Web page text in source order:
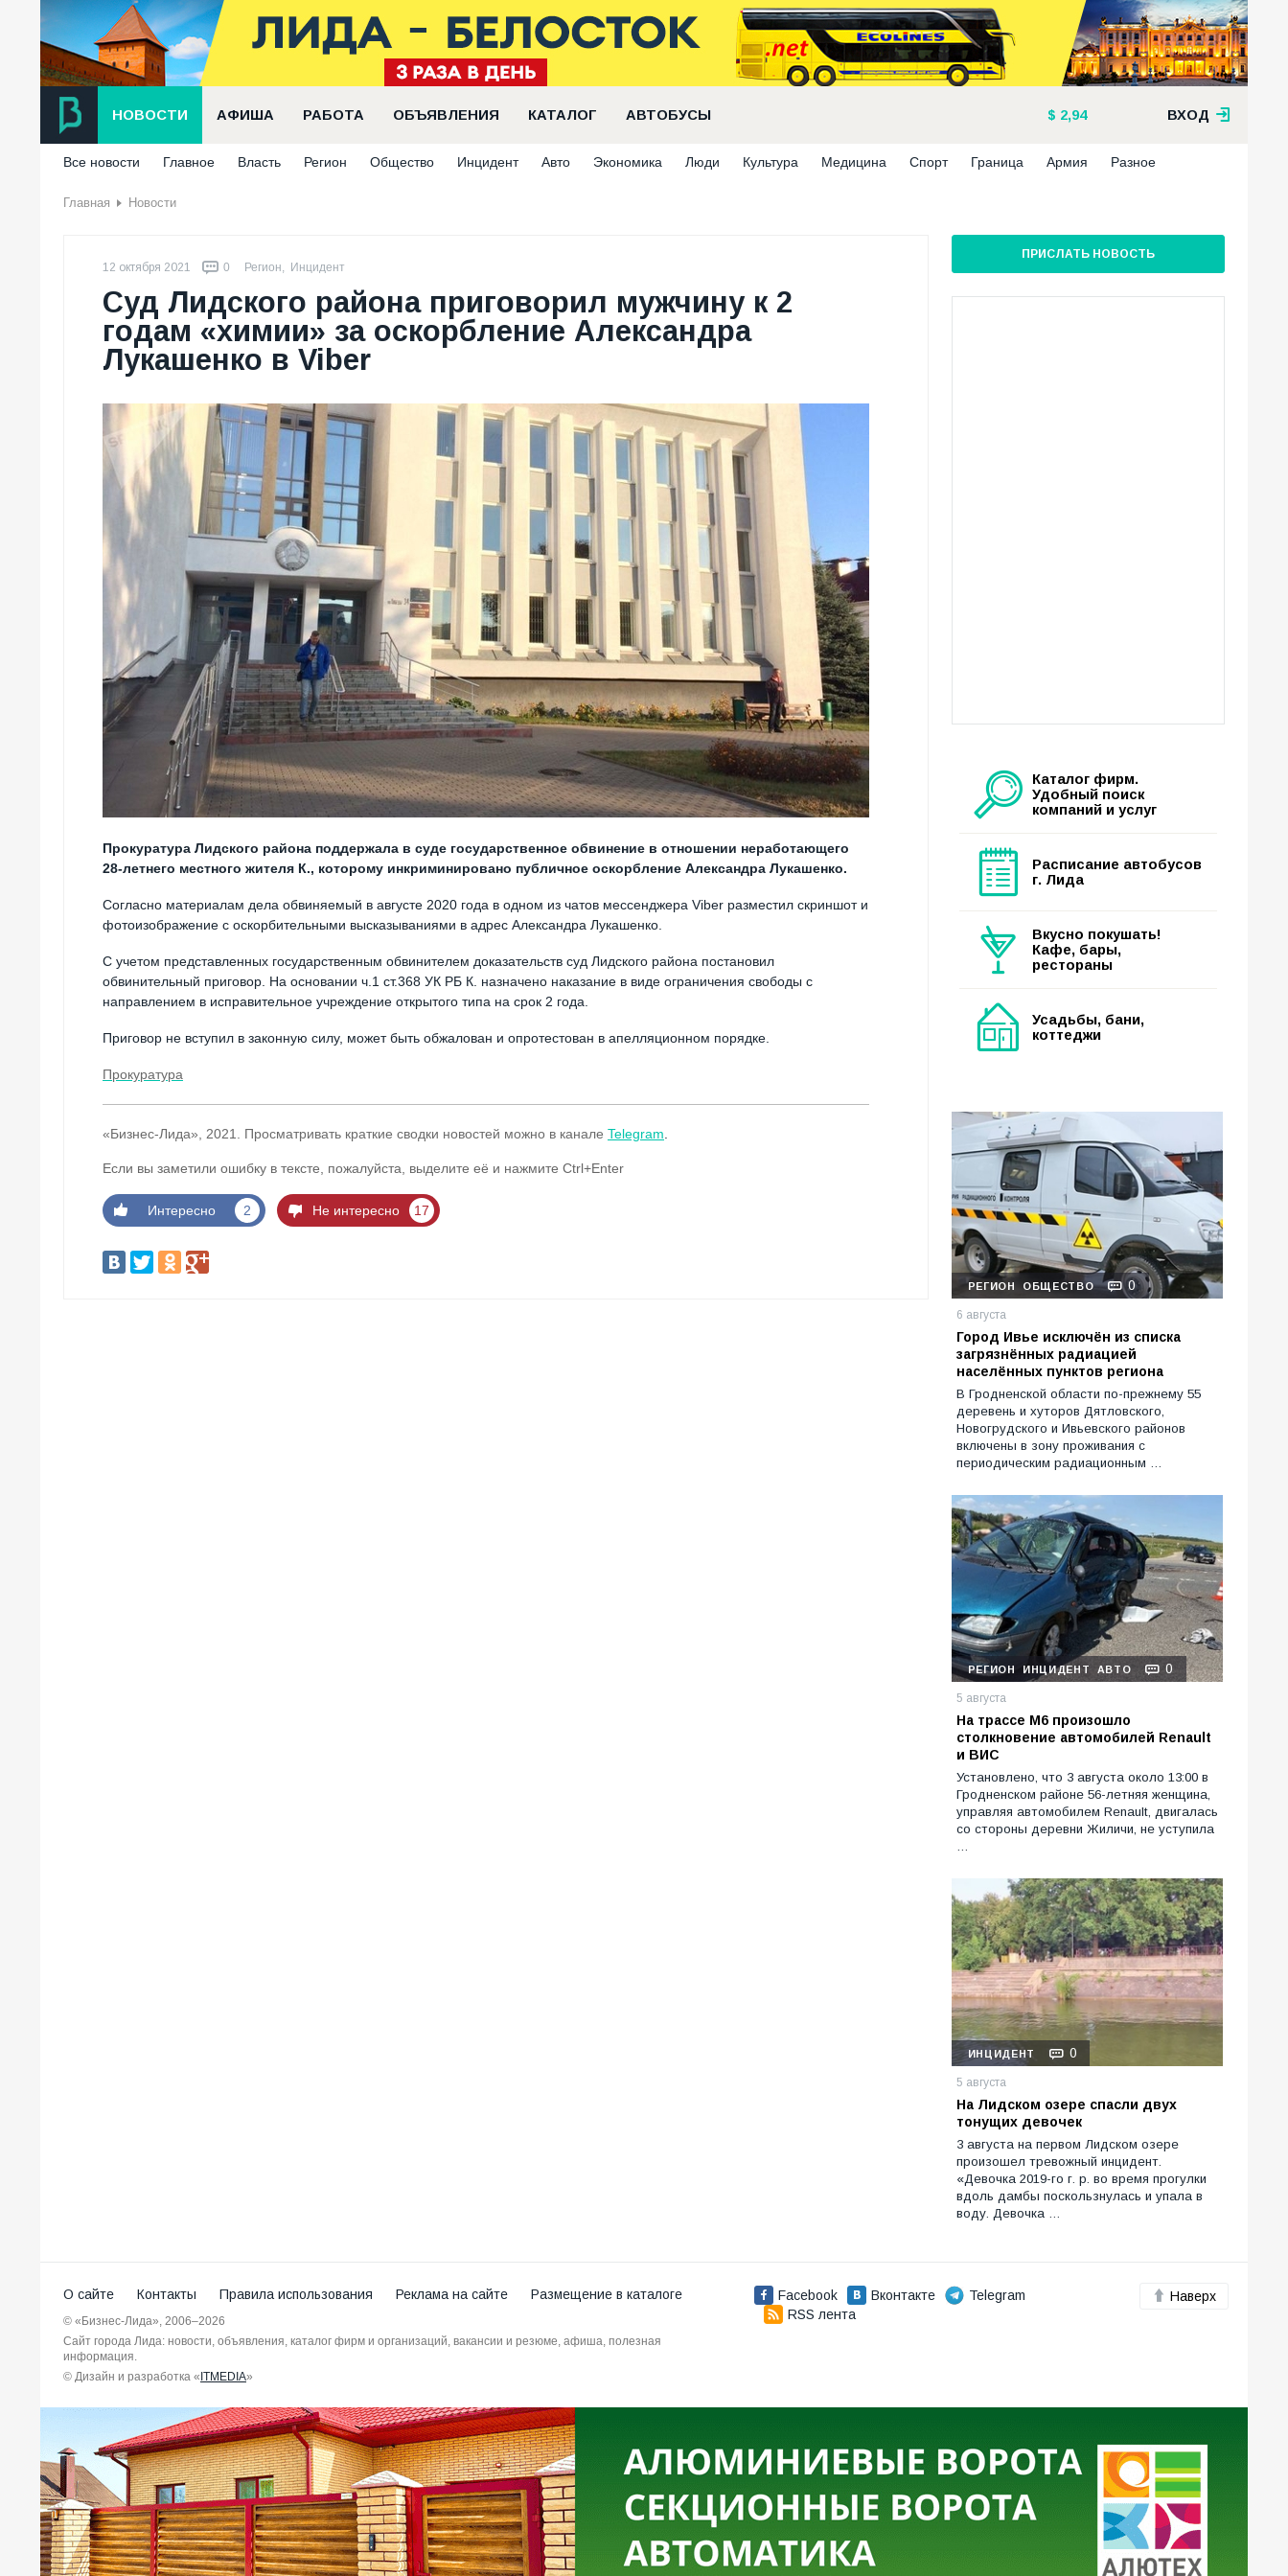
НОВОСТИ АФИША РАБОТА ОБЪЯВЛЕНИЯ КАТАЛОГ АВТОБУСЫ 2,94 ВХОД
Все новости Главное Власть Регион Общество Инцидент Авто Экономика Люди Культура Медицина Спорт Граница Армия Разное
Главная Новости
12 октября 2021 0 Регион, Инцидент
Суд Лидского района приговорил мужчину к 2
годам «химии» за оскорбление Александра
Лукашенко в Viber
Прокуратура Лидского района поддержала в суде государственное обвинение в отношении неработающего
28-летнего местного жителя К., которому инкриминировано публичное оскорбление Александра Лукашенко.
Согласно материалам дела обвиняемый в августе 2020 года в одном из чатов мессенджера Viber разместил скриншот и
фотоизображение с оскорбительными высказываниями в адрес Александра Лукашенко.
С учетом представленных государственным обвинителем доказательств суд Лидского района постановил
обвинительный приговор. На основании ч.1 ст.368 УК РБ К. назначено наказание в виде ограничения свободы с
направлением в исправительное учреждение открытого типа на срок 2 года.
Приговор не вступил в законную силу, может быть обжалован и опротестован в апелляционном порядке.
Прокуратура
«Бизнес-Лида», 2021. Просматривать краткие сводки новостей можно в канале Telegram
Если вы заметили ошибку в тексте, пожалуйста, выделите её и нажмите Ctrl+Enter
Интересно 2 Не интересно 17
ПРИСЛАТЬ НОВОСТЬ
Каталог фирм.
Удобный поиск
компаний и услуг
Расписание автобусов
г. Лида
Вкусно покушать!
Кафе, бары,
рестораны
Усадьбы, бани,
коттеджи
РЕГИОН ОБЩЕСТВО 0
6 августа
Город Ивье исключён из списка
загрязнённых радиацией
населённых пунктов региона
В Гродненской области по-прежнему 55
деревень и хуторов Дятловского,
Новогрудского и Ивьевского районов
включены в зону проживания с
периодическим радиационным …
РЕГИОН ИНЦИДЕНТ АВТО 0
5 августа
На трассе М6 произошло
столкновение автомобилей Renault
и ВИС
Установлено, что 3 августа около 13:00 в
Гродненском районе 56-летняя женщина,
управляя автомобилем Renault, двигалась
со стороны деревни Жиличи, не уступила
…
ИНЦИДЕНТ 0
5 августа
На Лидском озере спасли двух
тонущих девочек
3 августа на первом Лидском озере
произошел тревожный инцидент.
«Девочка 2019-го г. р. во время прогулки
вдоль дамбы поскользнулась и упала в
воду. Девочка …
О сайте Контакты Правила использования Реклама на сайте Размещение в каталоге
© «Бизнес-Лида», 2006–2026
Сайт города Лида: новости, объявления, каталог фирм и организаций, вакансии и резюме, афиша, полезная
информация.
© Дизайн и разработка « ITMEDIA»
Facebook Вконтакте
Telegram
RSS лента
Наверх